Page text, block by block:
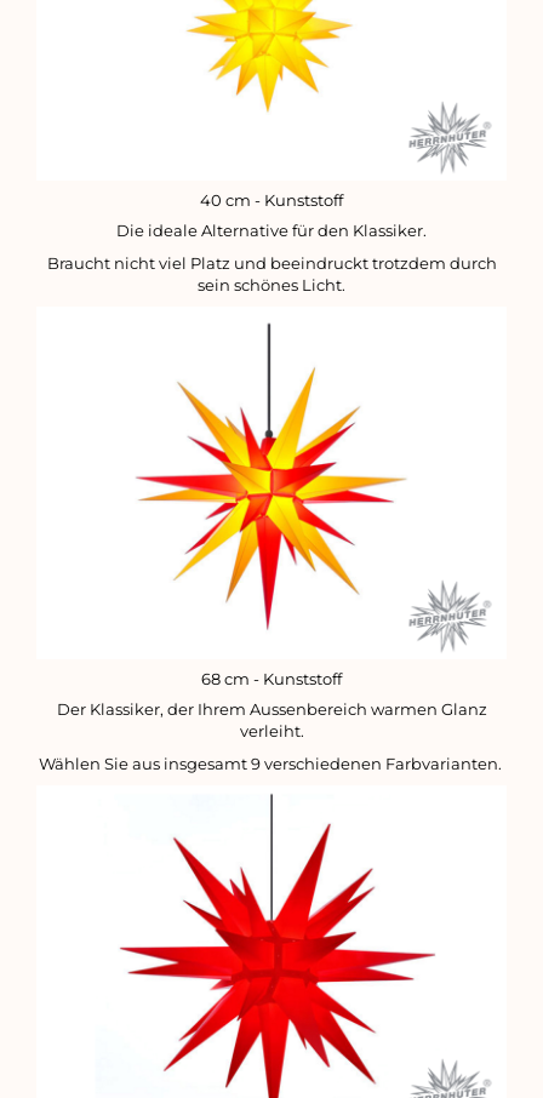
40 cm - Kunststoff
Die ideale Alternative für den Klassiker.
Braucht nicht viel Platz und beeindruckt trotzdem durch
sein schönes Licht.
68 cm - Kunststoff
Der Klassiker, der Ihrem Aussenbereich warmen Glanz
verleiht.
Wählen Sie aus insgesamt 9 verschiedenen Farbvarianten.